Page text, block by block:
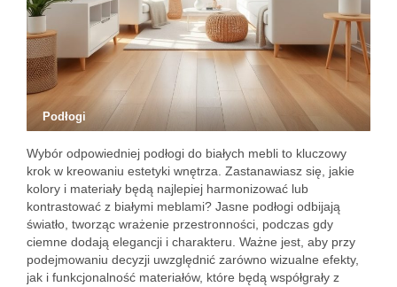
Podłogi
Wybór odpowiedniej podłogi do białych mebli to kluczowy
krok w kreowaniu estetyki wnętrza. Zastanawiasz się, jakie
kolory i materiały będą najlepiej harmonizować lub
kontrastować z białymi meblami? Jasne podłogi odbijają
światło, tworząc wrażenie przestronności, podczas gdy
ciemne dodają elegancji i charakteru. Ważne jest, aby przy
podejmowaniu decyzji uwzględnić zarówno wizualne efekty,
jak i funkcjonalność materiałów, które będą współgrały z